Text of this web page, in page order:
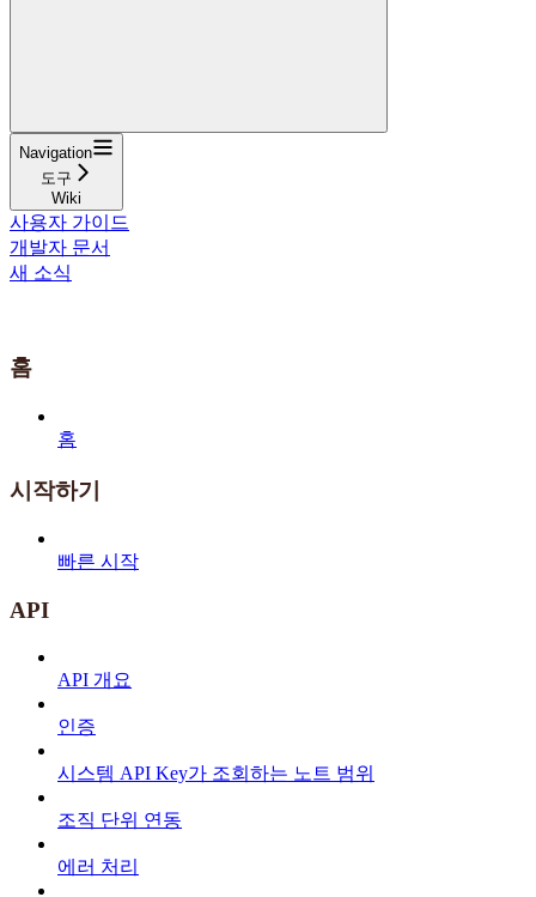
Navigation
도구
Wiki
사용자 가이드
개발자 문서
새 소식
홈
홈
시작하기
빠른 시작
API
API 개요
인증
시스템 API Key가 조회하는 노트 범위
조직 단위 연동
에러 처리